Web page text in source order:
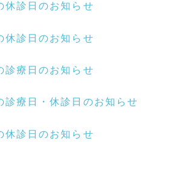
休診日のお知らせ
休診日のお知らせ
診療日のお知らせ
診療日・休診日のお知らせ
休診日のお知らせ